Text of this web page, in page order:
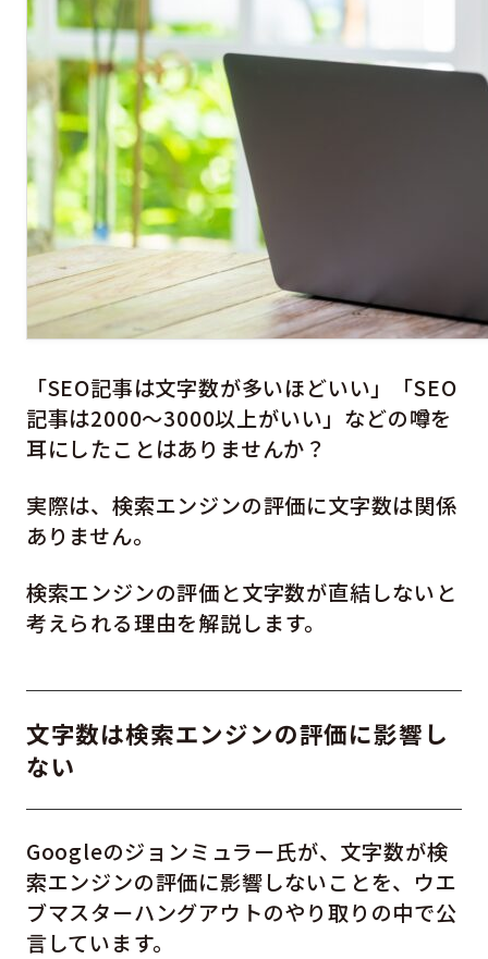
「SEO記事は文字数が多いほどいい」「SEO
記事は2000〜3000以上がいい」などの噂を
耳にしたことはありませんか？
実際は、検索エンジンの評価に文字数は関係
ありません。
検索エンジンの評価と文字数が直結しないと
考えられる理由を解説します。
文字数は検索エンジンの評価に影響し
ない
Googleのジョンミュラー氏が、文字数が検
索エンジンの評価に影響しないことを、ウエ
ブマスターハングアウトのやり取りの中で公
言しています。